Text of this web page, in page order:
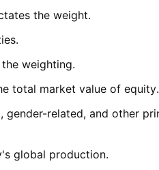
the weight.
weighting.
total market value of equity.
related, and other
global production.